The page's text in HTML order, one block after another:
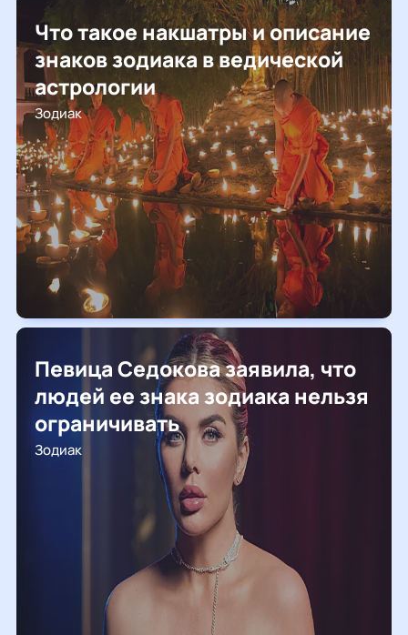
Что такое накшатры и описание
знаков зодиака в ведической
астрологии
Зодиак
Певица Седокова заявила, что
людей ее знака зодиака нельзя
ограничивать
Зодиак